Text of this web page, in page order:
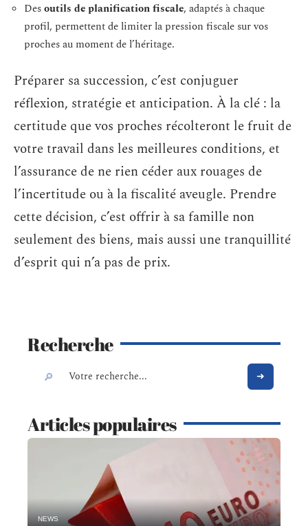
Desoutils de planification fiscale, adaptés à chaque
profil, permettent de limiter la pression fiscale sur vos
proches au moment de l’héritage.
Préparer sa succession, c’est conjuguer
réflexion, stratégie et anticipation. À la clé : la
certitude que vos proches récolteront le fruit de
votre travail dans les meilleures conditions, et
l’assurance de ne rien céder aux rouages de
l’incertitude ou à la fiscalité aveugle. Prendre
cette décision, c’est offrir à sa famille non
seulement des biens, mais aussi une tranquillité
d’esprit qui n’a pas de prix.
Recherche
Articles populaires
NEWS